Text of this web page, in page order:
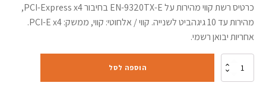
כרטיס רשת קווי מהירות על EN-9320TX-E בחיבור PCI-Express x4,
מהירות עד 10 גיגהביט לשנייה. קווי / אלחוטי: קווי, ממשק: PCI-E x4.
אחריות יבואן רשמי.
כמות
הוספה לסל